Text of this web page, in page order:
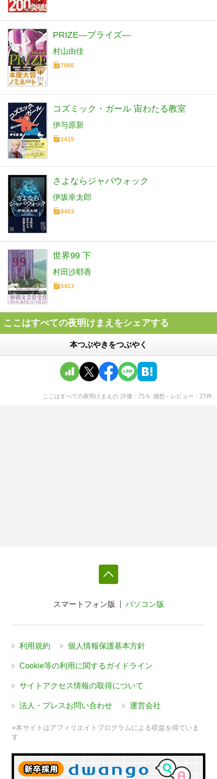
PRIZE―プライズ―
村山由佳
7066
コズミック・ガール 宙わたる教室
伊与原新
1415
さよならジャバウォック
伊坂幸太郎
8403
世界99 下
村田沙耶香
5413
ここはすべての夜明けまえをシェアする
本つぶやきをつぶやく
ここはすべての夜明けまえ の 評価 75 ％ 感想・レビュー 27件
スマートフォン版 パソコン版
利用規約 個人情報保護基本方針
Cookie等の利用に関するガイドライン
サイトアクセス情報の取得について
法人・プレスお問い合わせ 運営会社
※本サイトはアフィリエイトプログラムによる収益を得ていま
す